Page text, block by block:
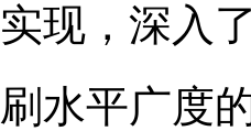
实现，深入
刷水平广度